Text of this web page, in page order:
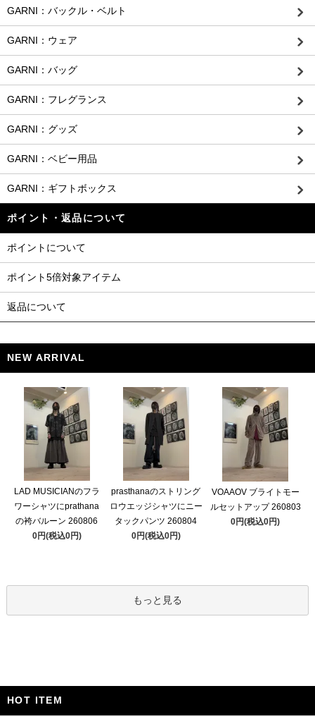
GARNI：バックル・ベルト
GARNI：ウェア
GARNI：バッグ
GARNI：フレグランス
GARNI：グッズ
GARNI：ベビー用品
GARNI：ギフトボックス
ポイント・返品について
ポイントについて
ポイント5倍対象アイテム
返品について
NEW ARRIVAL
LAD MUSICIANのフラ
ワーシャツにprathana
の袴バルーン 260806
0円(税込0円)
prasthanaのストリング
ロウエッジシャツにニー
タックパンツ 260804
0円(税込0円)
VOAAOV ブライトモー
ルセットアップ 260803
0円(税込0円)
もっと見る
HOT ITEM